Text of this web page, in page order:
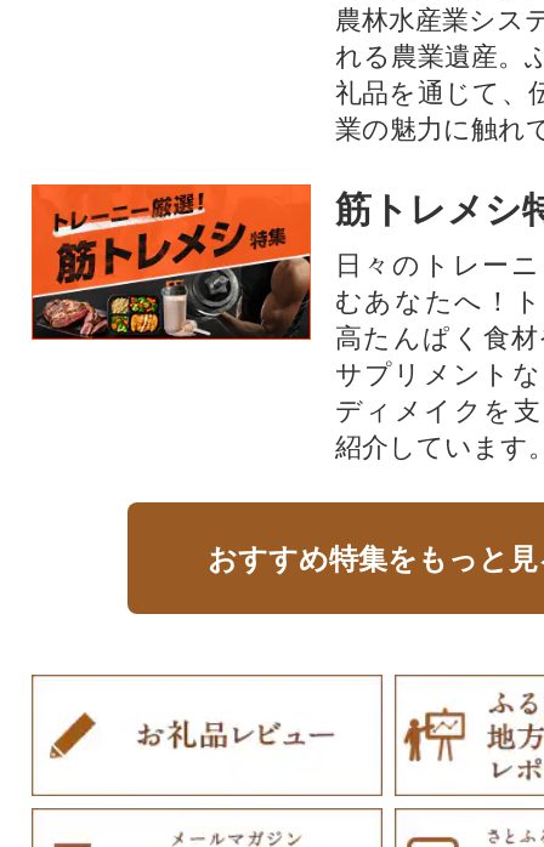
農林水産業シス
れる農業遺産。
礼品を通じて、
業の魅力に触れ
筋トレメシ
日々のトレー
むあなたへ！
高たんぱく食
サプリメント
ディメイクを
紹介しています
おすすめ特集をもっと